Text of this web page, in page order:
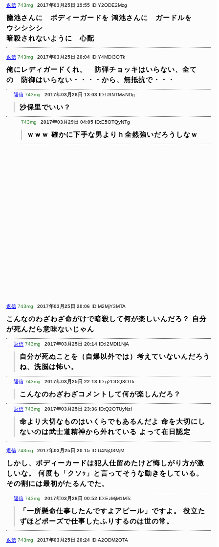
返信 743mg 2017年03月25日 19:55 ID:Y2ODE2Mzg
籠池さんに ボディーガードを 鴻池さんに ガードルを
ウシシシシ
暗殺されないように 心配
返信 743mg 2017年03月25日 20:04 ID:Y4MDI3OTk
俺にレディガードくれ。 防弾チョッキはいらない、全て
の 防御はいらない・・・・から、無抵抗で・・・
返信 743mg 2017年03月26日 13:03 ID:U3NTMwNDg
沙保里でいい？
743mg 2017年03月29日 04:05 ID:E5OTQyNTg
ｗｗｗ 確かに下手な男よりｈ全然強いだろうしなｗ
返信 743mg 2017年03月25日 20:06 ID:M2MjY3MTA
こんなのわざわざ命がけで暗殺して何が楽しいんだろ？
自分
が死んだら意味ないじゃん
返信 743mg 2017年03月25日 20:14 ID:I2MDI1NjA
自分が死ぬことを（自爆以外では）考えていないんだろう
ね、洗脳は怖い。
返信 743mg 2017年03月25日 22:13 ID:g2ODQ3OTk
こんなのわざわざコメントして何が楽しんだろ？
返信 743mg 2017年03月25日 23:36 ID:Q2OTUyNzI
命より大切なものはいくらでもあるんだよ 命を大切にし
ないのは武士道精神から外れている よって在日認定
返信 743mg 2017年03月25日 20:15 ID:U4NjQ3MjM
しかし、ボディーカードは犯人仕留めたけど悔しがり方が激
しいな。
何度も「クソｯ」と言ってそうな動きをしている。
その割には最初がたるんでた。
返信 743mg 2017年03月26日 00:52 ID:EzMjM1MTc
「一所懸命仕事したんですよアピール」ですよ。
役立た
ずほどポーズで仕事したふりするのは世の常。
返信 743mg 2017年03月25日 20:24 ID:A2ODM2OTA